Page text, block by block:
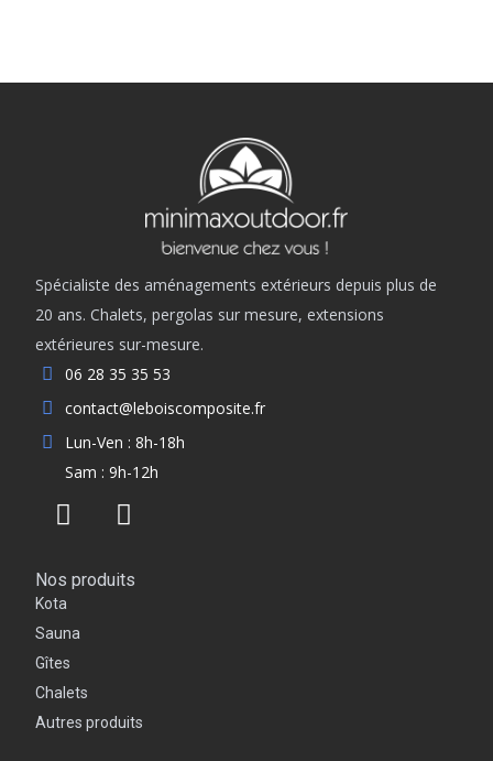
Spécialiste des aménagements extérieurs depuis plus de
20 ans. Chalets, pergolas sur mesure, extensions
extérieures sur-mesure.
06 28 35 35 53
contact@leboiscomposite.fr
Lun-Ven : 8h-18h
Sam : 9h-12h
Nos produits
Kota
Sauna
Gîtes
Chalets
Autres produits